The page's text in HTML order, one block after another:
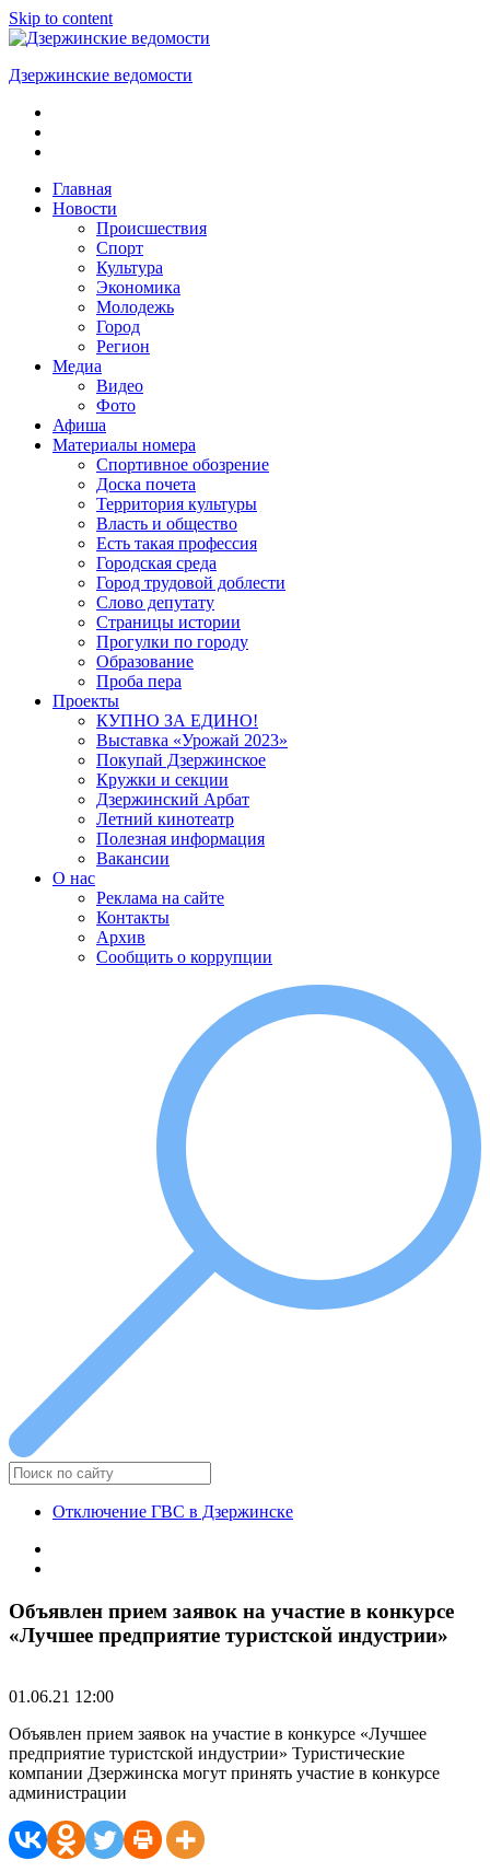
Skip to content
Дзержинские ведомости
ОБЩЕСТВЕННО-
ПОЛИТИЧЕСКАЯ
ГАЗЕТАГлавная
Новости
Происшествия
Спорт
Культура
Экономика
Молодежь
Город
Регион
Медиа
Видео
Фото
Афиша
Материалы номера
Спортивное обозрение
Доска почета
Территория культуры
Власть и общество
Есть такая профессия
Городская среда
Город трудовой доблести
Слово депутату
Страницы истории
Прогулки по городу
Образование
Проба пера
Проекты
КУПНО ЗА ЕДИНО!
Выставка «Урожай 2023»
Покупай Дзержинское
Кружки и секции
Дзержинский Арбат
Летний кинотеатр
Полезная информация
Вакансии
О нас
Реклама на сайте
Контакты
Архив
Сообщить о коррупции
Отключение ГВС в Дзержинске
Объявлен прием заявок на участие в конкурсе
«Лучшее предприятие туристской индустрии»
01.06.21 12:00
Объявлен прием заявок на участие в конкурсе «Лучшее
предприятие туристской индустрии» Туристические
компании Дзержинска могут принять участие в конкурсе
администрации